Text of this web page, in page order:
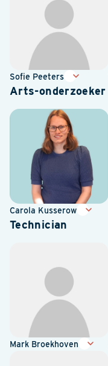
Sofie Peeters
Arts-onderzoeker
Carola Kusserow
Technician
Mark Broekhoven